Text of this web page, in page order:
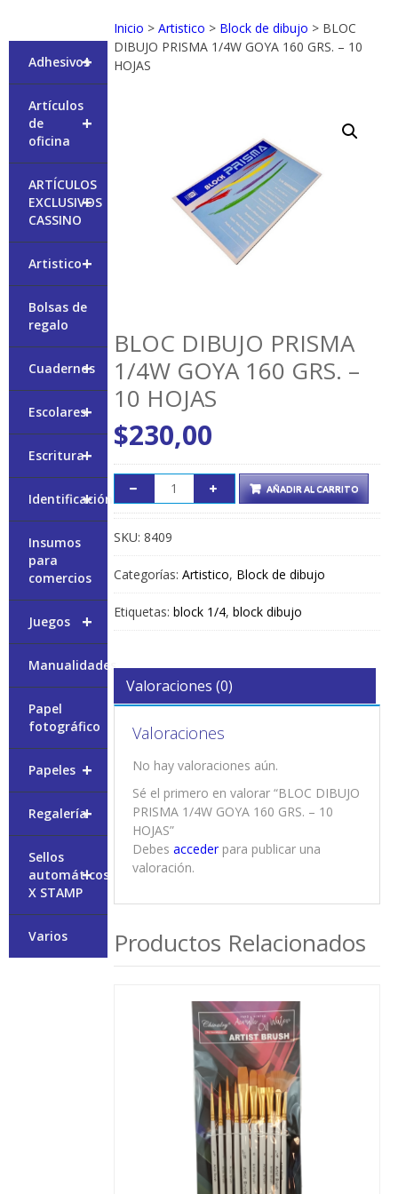
Inicio >Artistico > Block de dibujo > BLOC
DIBUJO PRISMA 1/4W GOYA 160 GRS. – 10
HOJAS
BLOC DIBUJO PRISMA
1/4W GOYA 160 GRS. –
10 HOJAS
$230,00
AÑADIR AL CARRITO
SKU:8409
Categorías:Artistico, Block de dibujo
Etiquetas:block 1/4,block dibujo
Valoraciones (0)
Valoraciones
No hay valoraciones aún.
Sé el primero en valorar “BLOC DIBUJO
PRISMA 1/4W GOYA 160 GRS. – 10
HOJAS”
Debesaccederpara publicar una
valoración.
Productos Relacionados
+
Adhesivos
+
Artículos
de
oficina
+
ARTÍCULOS
EXCLUSIVOS
CASSINO
+
Artistico
Bolsas de
regalo
+
Cuadernos
+
Escolares
+
Escritura
+
Identificación
Insumos
para
comercios
+
Juegos
Manualidades
Papel
fotográfico
+
Papeles
+
Regalería
+
Sellos
automáticos
X STAMP
Varios